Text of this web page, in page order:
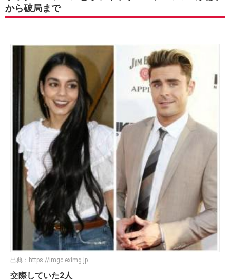
から破局まで
出典： https://imgc.eximg.jp
交際していた2人